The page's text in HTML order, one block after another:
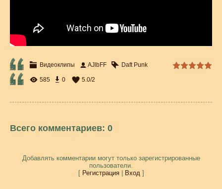
Видеоклипы AJlbFF Daft Punk
585 0 5.0/2
Всего комментариев: 0
Добавлять комментарии могут только зарегистрированные
пользователи.
[ Регистрация| Вход]